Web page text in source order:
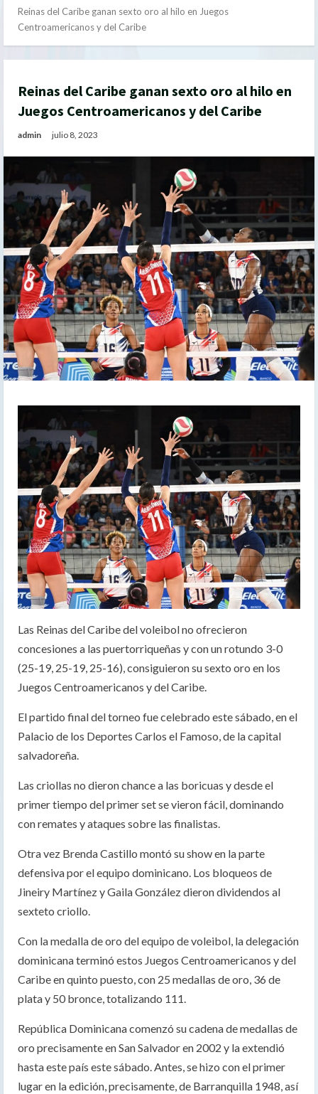
Reinas del Caribe ganan sexto oro al hilo en Juegos
Centroamericanos y del Caribe
Reinas del Caribe ganan sexto oro al hilo en
Juegos Centroamericanos y del Caribe
admin julio 8, 2023
Las Reinas del Caribe del voleibol no ofrecieron
concesiones a las puertorriqueñas y con un rotundo 3-0
(25-19, 25-19, 25-16), consiguieron su sexto oro en los
Juegos Centroamericanos y del Caribe.
El partido final del torneo fue celebrado este sábado, en el
Palacio de los Deportes Carlos el Famoso, de la capital
salvadoreña.
Las criollas no dieron chance a las boricuas y desde el
primer tiempo del primer set se vieron fácil, dominando
con remates y ataques sobre las finalistas.
Otra vez Brenda Castillo montó su show en la parte
defensiva por el equipo dominicano. Los bloqueos de
Jineiry Martínez y Gaila González dieron dividendos al
sexteto criollo.
Con la medalla de oro del equipo de voleibol, la delegación
dominicana terminó estos Juegos Centroamericanos y del
Caribe en quinto puesto, con 25 medallas de oro, 36 de
plata y 50 bronce, totalizando 111.
República Dominicana comenzó su cadena de medallas de
oro precisamente en San Salvador en 2002 y la extendió
hasta este país este sábado. Antes, se hizo con el primer
lugar en la edición, precisamente, de Barranquilla 1948, así